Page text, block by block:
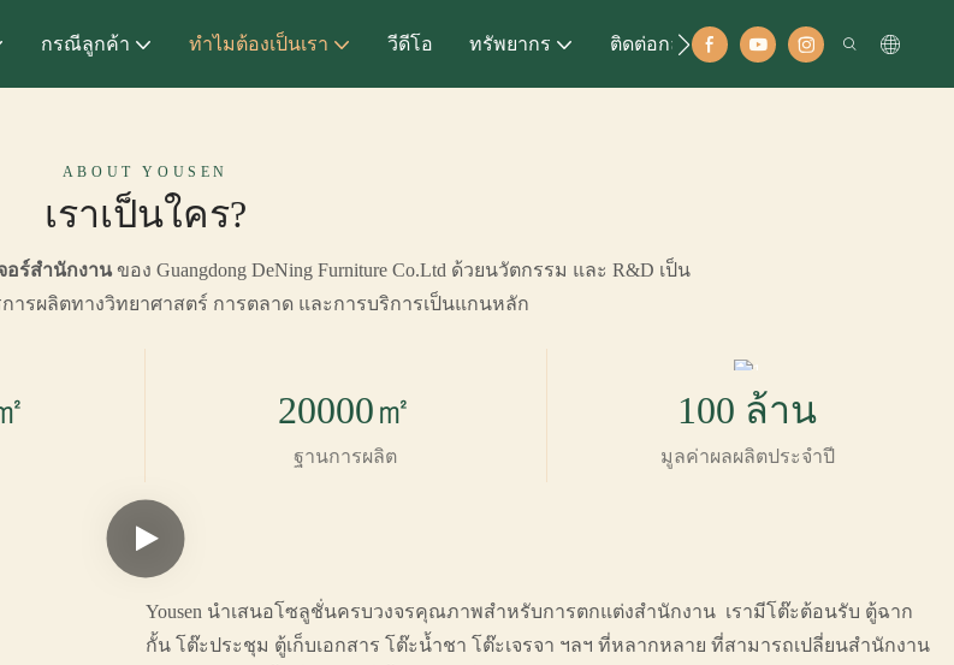
กรณีลูกค้า ทำไมต้องเป็นเรา วีดีโอ ทรัพยากร ติดต่อกลับ
ABOUT YOUSEN
เราเป็นใคร?
อร์สำนักงานของ Guangdong DeNing Furniture Co.Ltd ด้วยนวัตกรรม และ R&D เป็น
ารผลิตทางวิทยาศาสตร์ การตลาด และการบริการเป็นแกนหลัก
20000㎡
ฐานการผลิต
100 ล้าน
มูลค่าผลผลิตประจำปี
Yousen นำเสนอโซลูชั่นครบวงจรคุณภาพสำหรับการตกแต่งสำนักงาน เรามีโต๊ะต้อนรับ ตู้ฉาก
กั้น โต๊ะประชุม ตู้เก็บเอกสาร โต๊ะน้ำชา โต๊ะเจรจา ฯลฯ ที่หลากหลาย ที่สามารถเปลี่ยนสำนักงาน